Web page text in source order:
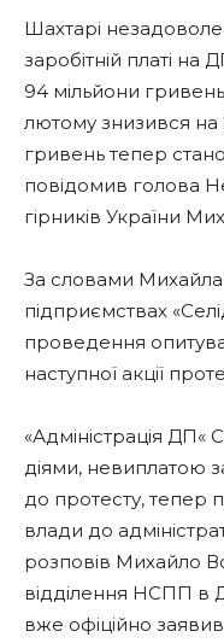
Шахтарі
заробітній платі на
94 мільйони
лютому знизився на
гривень тепер
повідомив голова
гірників України
За словами
підприємствах
проведення
наступної акції
«Адміністрація ДП«
діями, невиплатою
до протесту, тепер
влади до
розповів Михайло
відділення НСПП в
вже офіційно